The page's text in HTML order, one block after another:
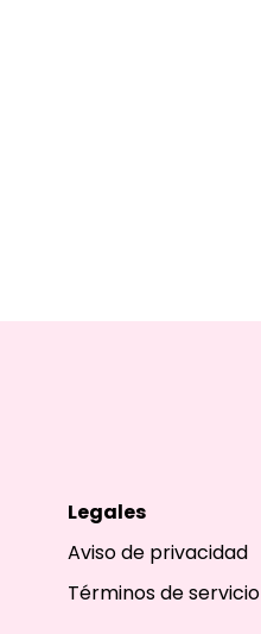
Legales
Aviso de privacidad
Términos de servicio